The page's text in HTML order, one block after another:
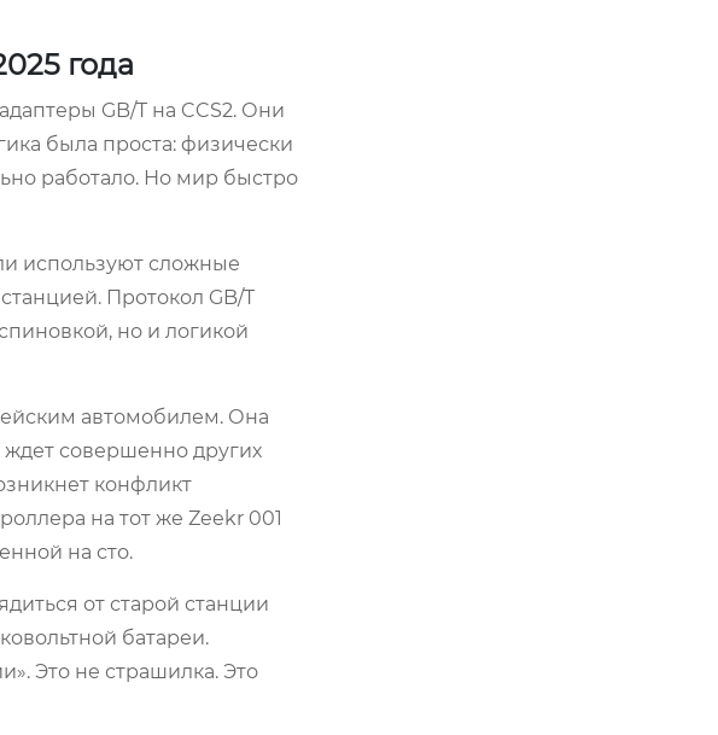
года
GB/T на CCS2. Они
была проста: физически
работало. Но мир быстро
используют сложные
Протокол GB/T
но и логикой
автомобилем. Она
совершенно других
конфликт
на тот же Zeekr 001
на сто.
от старой станции
батареи.
Это не страшилка. Это